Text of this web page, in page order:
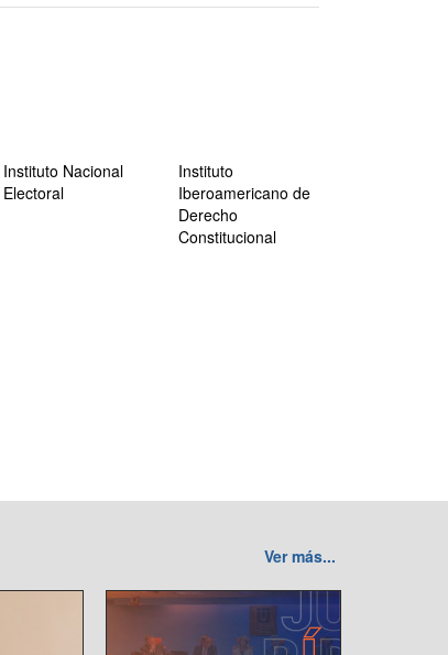
Instituto Nacional
Electoral
Instituto
Iberoamericano de
Derecho
Constitucional
Ver más...